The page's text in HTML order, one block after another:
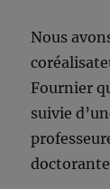
Nous
Fournier
suivie